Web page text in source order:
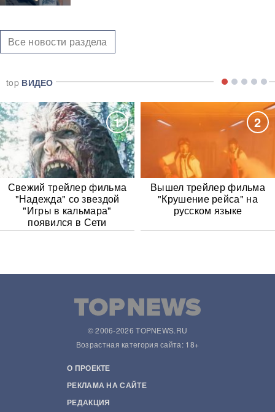
Все новости раздела
top ВИДЕО
1
Свежий трейлер фильма
"Надежда" со звездой
"Игры в кальмара"
появился в Сети
2
Вышел трейлер фильма
"Крушение рейса" на
русском языке
© 2006-2026 TOPNEWS.RU
Возрастная категория сайта: 18+
О ПРОЕКТЕ
РЕКЛАМА НА САЙТЕ
РЕДАКЦИЯ